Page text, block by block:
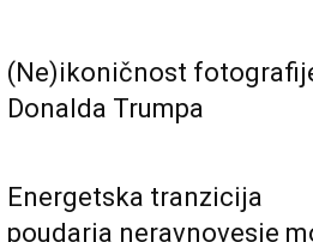
(Ne)ikoničnost
Donalda Trumpa
Energetska tranzicija
poudarja neravnovesje